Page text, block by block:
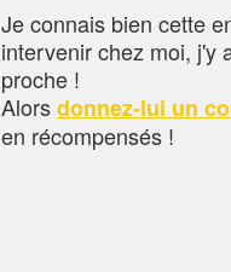
Je connais bien cette
intervenir chez moi, j'y
proche !
Alorsdonnez-lui un
en récompensés !